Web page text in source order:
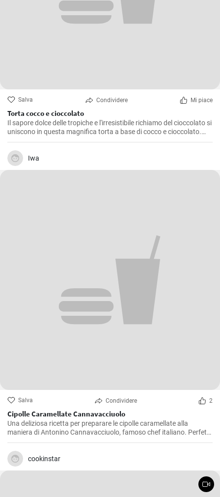
Salva Condividere Mi piace
Torta cocco e cioccolato
Il sapore dolce delle tropiche e l'irresistibile richiamo del cioccolato si
uniscono in questa magnifica torta a base di cocco e cioccolato.
Preparata diverse volte in casa mia, è un dolce che non delude mai,
una golosità amata sia dai grandi che dai piccolini. Una torta
genuina e facile da preparare che dona un finale dolce e raffinato a
qualsiasi pasto.
Iwa
Salva Condividere 2
Cipolle Caramellate Cannavacciuolo
Una deliziosa ricetta per preparare le cipolle caramellate alla
maniera di Antonino Cannavacciuolo, famoso chef italiano. Perfette
da servire come contorno o da utilizzare per arricchire piatti a base
di carne.
cookinstar